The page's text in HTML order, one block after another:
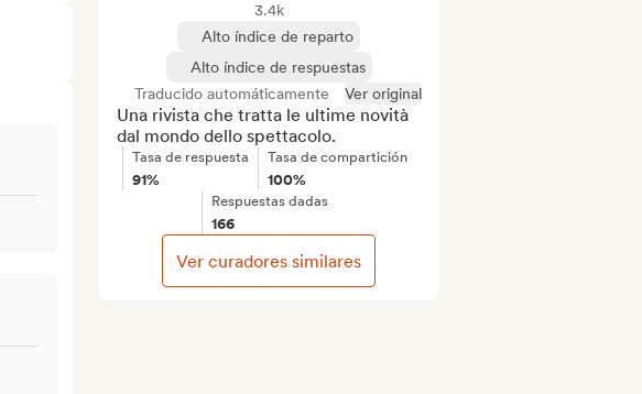
3.4k
Alto índice de reparto
Alto índice de respuestas
Traducido automáticamente
Ver original
Una rivista che tratta le ultime novità
dal mondo dello spettacolo.
Tasa de respuesta
91%
Tasa de compartición
100%
Respuestas dadas
166
Ver curadores similares